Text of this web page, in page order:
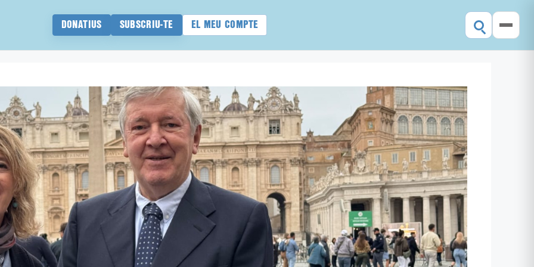
DONATIUS SUBSCRIU-TE EL MEU COMPTE